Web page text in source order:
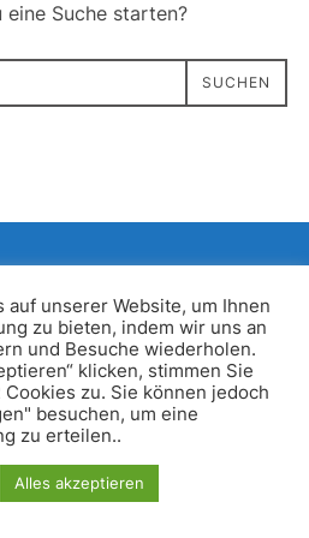
Suche starten?
SUCHEN
Theme von WPZOOM
unserer Website, um Ihnen
zu bieten, indem wir uns an
und Besuche wiederholen.
klicken, stimmen Sie
Cookies zu. Sie können jedoch
besuchen, um eine
zu erteilen..
Alles akzeptieren